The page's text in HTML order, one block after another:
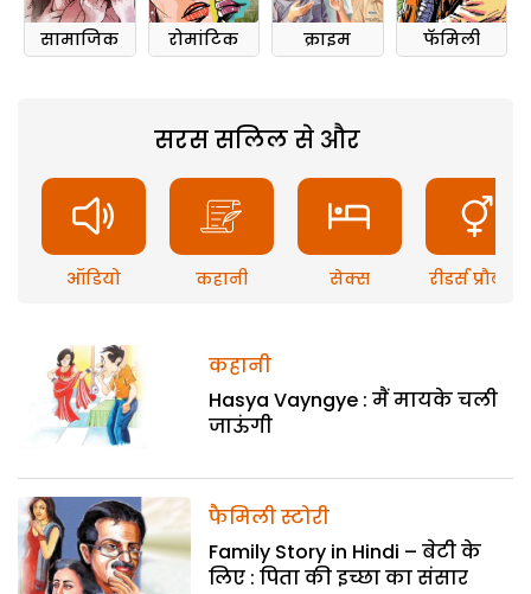
सामाजिक रोमांटिक क्राइम फॅमिली
सरस सलिल से और
ऑडियो कहानी सेक्स रीडर्स प्रौब्लम
कहानी
Hasya Vayngye : मैं मायके चली
जाऊंगी
फैमिली स्टोरी
Family Story in Hindi – बेटी के
लिए : पिता की इच्छा का संसार